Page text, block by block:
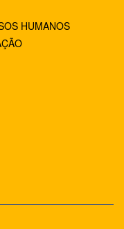
HUMANOS